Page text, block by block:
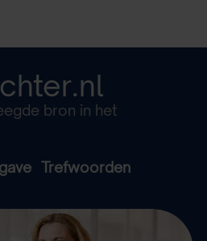
bron in het
Trefwoorden